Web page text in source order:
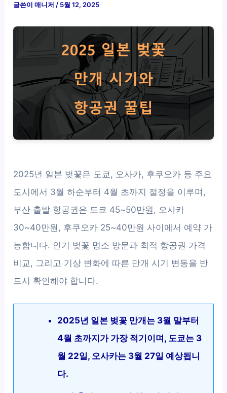
글쓴이매니저 / 5월 12, 2025
2025년 일본 벚꽃은 도쿄, 오사카, 후쿠오카 등 주요
도시에서 3월 하순부터 4월 초까지 절정을 이루며,
부산 출발 항공권은 도쿄 45~50만원, 오사카
30~40만원, 후쿠오카 25~40만원 사이에서 예약 가
능합니다. 인기 벚꽃 명소 방문과 최적 항공권 가격
비교, 그리고 기상 변화에 따른 만개 시기 변동을 반
드시 확인해야 합니다.
2025년 일본 벚꽃 만개는 3월 말부터
4월 초까지가 가장 적기이며, 도쿄는 3
월 22일, 오사카는 3월 27일 예상됩니
다.